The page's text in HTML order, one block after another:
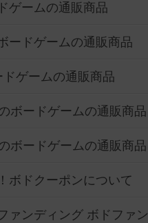
ゲームの通販商品
ードゲームの通販商品
ドゲームの通販商品
ボードゲームの通販商品
ボードゲームの通販商品
ボドクーポンについて
ァンディング ボドファン